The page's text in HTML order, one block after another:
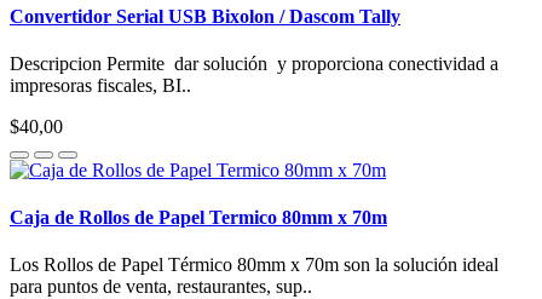
Convertidor Serial USB Bixolon / Dascom Tally
Descripcion Permite dar solución y proporciona conectividad a
impresoras fiscales, BI..
$40,00
Caja de Rollos de Papel Termico 80mm x 70m
Los Rollos de Papel Térmico 80mm x 70m son la solución ideal
para puntos de venta, restaurantes, sup..